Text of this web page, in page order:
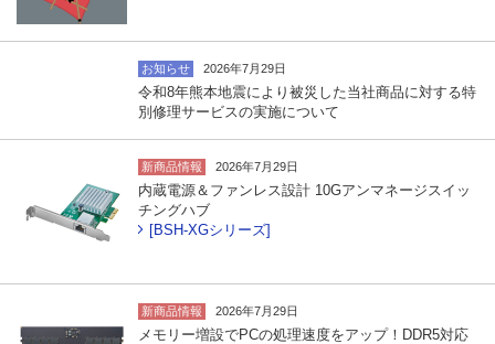
お知らせ 2026年7月29日
令和8年熊本地震により被災した当社商品に対する特
別修理サービスの実施について
新商品情報 2026年7月29日
内蔵電源＆ファンレス設計 10Gアンマネージスイッ
チングハブ
[BSH-XGシリーズ]
新商品情報 2026年7月29日
メモリー増設でPCの処理速度をアップ！DDR5対応